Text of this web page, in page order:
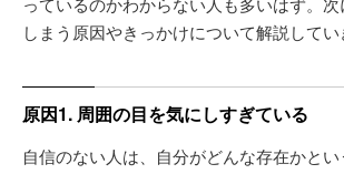
しまう原因やきっかけについて解説してい
原因1. 周囲の目を気にしすぎている
自信のない人は、自分がどんな存在かとい